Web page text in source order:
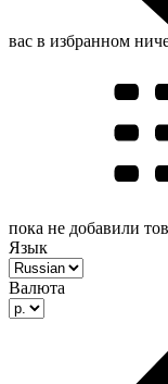
вас в избранном
пока не добавили
Язык
Валюта